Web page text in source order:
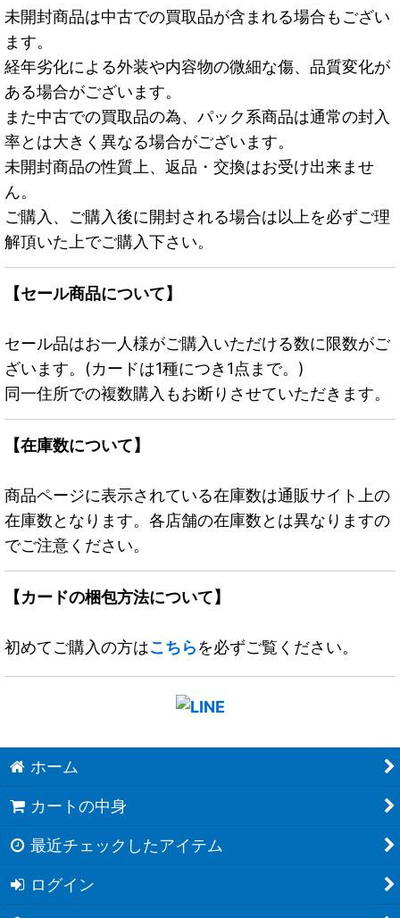
未開封商品は中古での買取品が含まれる場合もござい
ます。
経年劣化による外装や内容物の微細な傷、品質変化が
ある場合がございます。
また中古での買取品の為、パック系商品は通常の封入
率とは大きく異なる場合がございます。
未開封商品の性質上、返品・交換はお受け出来ませ
ん。
ご購入、ご購入後に開封される場合は以上を必ずご理
解頂いた上でご購入下さい。
【セール商品について】
セール品はお一人様がご購入いただける数に限数がご
ざいます。(カードは1種につき1点まで。)
同一住所での複数購入もお断りさせていただきます。
【在庫数について】
商品ページに表示されている在庫数は通販サイト上の
在庫数となります。各店舗の在庫数とは異なりますの
でご注意ください。
【カードの梱包方法について】
初めてご購入の方はこちらを必ずご覧ください。
ホーム
カートの中身
最近チェックしたアイテム
ログイン